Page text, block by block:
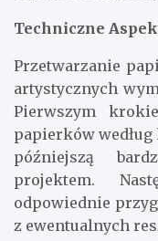
Techniczne
Przetwarzanie
artystycznych
Pierwszym
papierków
późniejszą
projektem.
odpowiednie
z ewentualnych